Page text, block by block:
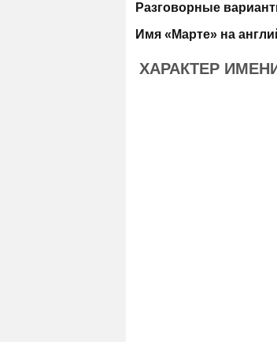
Разговорные
Имя «Марте» на
ХАРАКТЕР